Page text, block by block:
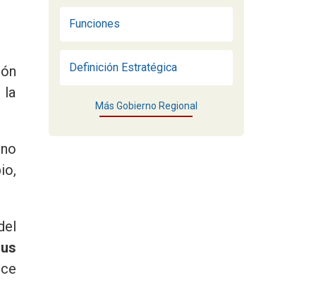
la
Funciones
Definición Estratégica
Más Gobierno Regional